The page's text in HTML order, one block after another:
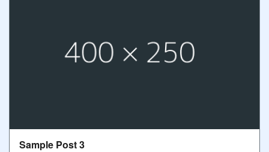
Sample Post 3